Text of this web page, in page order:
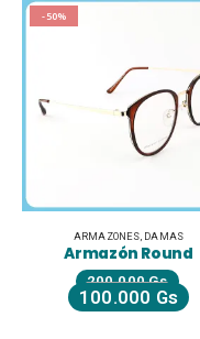
-50%
ARMAZONES DAMAS
Armazón Round
200.000Gs
100.000 Gs